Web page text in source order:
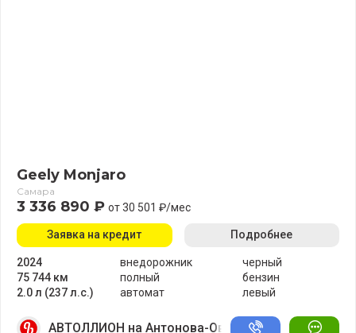
Geely Monjaro
Самара
3 336 890 ₽ от 30 501 ₽/мес
2024
75 744 км
2.0 л (237 л.с.)
внедорожник
полный
автомат
черный
бензин
левый
Заявка на кредит Подробнее
АВТОЛЛИОН на Антонова-Овсеенко